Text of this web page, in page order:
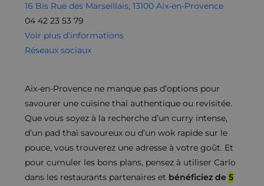
16 Bis Rue des Marseillais, 13100 Aix-en-Provence
04 42 23 53 79
Voir plus d’informations
Réseaux sociaux
Aix-en-Provence ne manque pas d’options pour
savourer une cuisine thaï authentique ou revisitée.
Que vous soyez à la recherche d’un curry intense,
d’un pad thaï savoureux ou d’un wok rapide sur le
pouce, vous trouverez une adresse à votre goût. Et
pour cumuler les bons plans, pensez à utiliser Carlo
dans les restaurants partenaires et bénéficiez de5